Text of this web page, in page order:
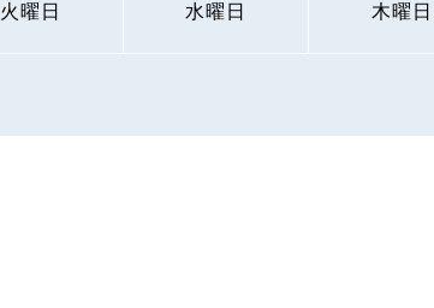
火曜日 水曜日 木曜日